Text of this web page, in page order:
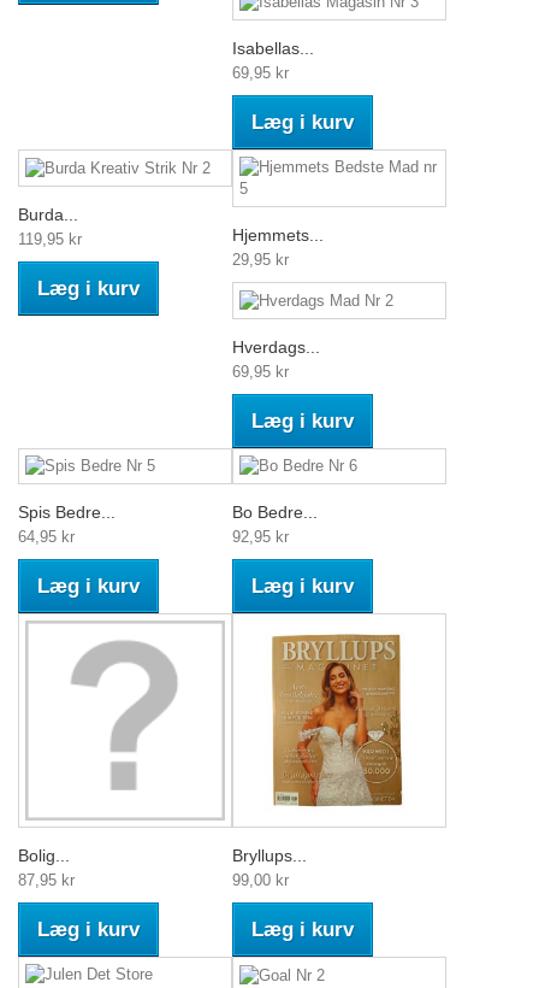
Isabellas...
69,95 kr
Læg i kurv
Burda...
119,95 kr
Læg i kurv
Hjemmets...
29,95 kr
Hverdags...
69,95 kr
Læg i kurv
Spis Bedre...
64,95 kr
Læg i kurv
Bo Bedre...
92,95 kr
Læg i kurv
Bolig...
87,95 kr
Læg i kurv
Bryllups...
99,00 kr
Læg i kurv